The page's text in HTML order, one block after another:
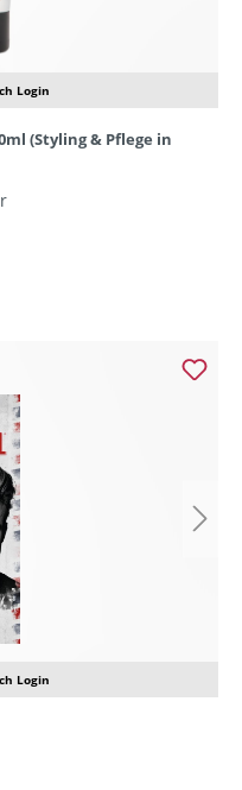
Login
(Styling & Pflege in
Login